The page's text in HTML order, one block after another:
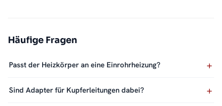
Häufige Fragen
Passt der Heizkörper an eine Einrohrheizung?
Sind Adapter für Kupferleitungen dabei?